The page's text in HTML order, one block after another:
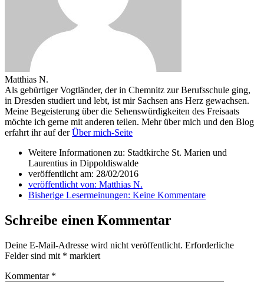
Matthias N.
Als gebürtiger Vogtländer, der in Chemnitz zur Berufsschule ging,
in Dresden studiert und lebt, ist mir Sachsen ans Herz gewachsen.
Meine Begeisterung über die Sehenswürdigkeiten des Freisaats
möchte ich gerne mit anderen teilen. Mehr über mich und den Blog
erfahrt ihr auf derÜber mich-Seite
Weitere Informationen zu: Stadtkirche St. Marien und
Laurentius in Dippoldiswalde
veröffentlicht am: 28/02/2016
veröffentlicht von: Matthias N.
Bisherige Lesermeinungen: Keine Kommentare
Schreibe einen Kommentar
Deine E-Mail-Adresse wird nicht veröffentlicht. Erforderliche
Felder sind mit * markiert
Kommentar *